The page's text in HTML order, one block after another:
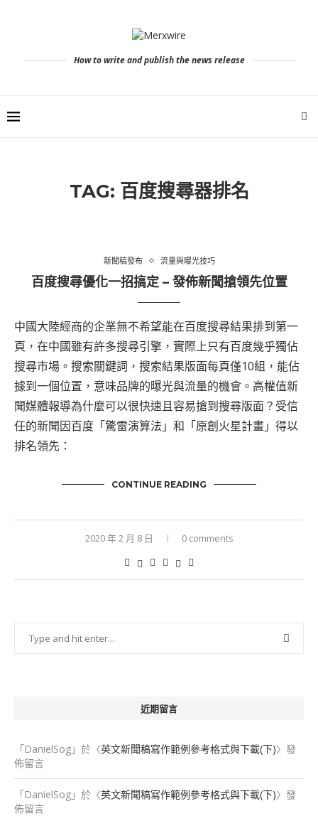
How to write and publish the news release
TAG: 百度搜尋器排名
新聞稿發布 流量與曝光技巧
百度搜尋優化一招搞定 – 發佈新聞搶領先位置
中國大陸經商的企業無不希望能在百度搜尋結果排到第一
頁，在中國雖有許多搜尋引擎，實際上只有百度幾乎獨佔
搜尋市場。搜索關鍵詞，搜索結果版面每頁僅10組，能佔
據到一個位置，意味品牌的曝光與流量的機會。高權值新
聞媒體報導為什麼可以很快速且容易搶到搜尋版面？受信
任的新聞因百度「驚雷演算法」和「原創火星計畫」得以
排名領先：
CONTINUE READING
2020 年 2 月 8 日 0 comments
近期留言
「DanielSog 」於〈英文新聞稿寫作範例參考格式與下載(下)〉發
佈留言
「DanielSog 」於〈英文新聞稿寫作範例參考格式與下載(下)〉發
佈留言